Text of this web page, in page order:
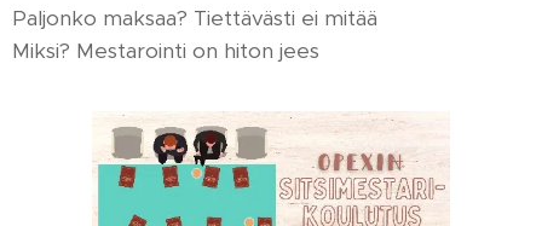
Paljonko maksaa? Tiettävästi ei mitää
Miksi? Mestarointi on hiton jees